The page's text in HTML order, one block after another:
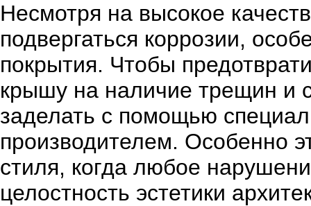
Несмотря на высокое
подвергаться коррозии,
покрытия. Чтобы
крышу на наличие трещин и
заделать с помощью
производителем. Особенно
стиля, когда любое
целостность эстетики